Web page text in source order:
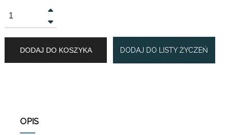
DODAJ DO KOSZYKA DODAJ DO LISTY ŻYCZEŃ
OPIS